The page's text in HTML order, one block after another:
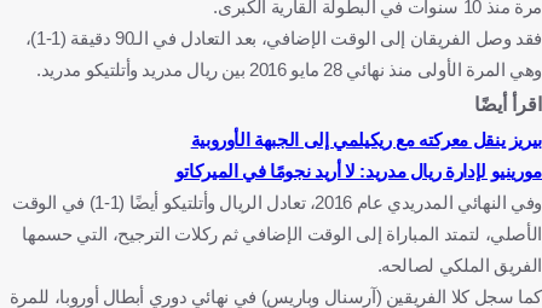
فرنسا
إنجلترا هنغاريا إسبانيا كرة قدم
مرة منذ 10 سنوات في البطولة القارية الكبرى.
فقد وصل الفريقان إلى الوقت الإضافي، بعد التعادل في الـ90 دقيقة (1-1)،
وهي المرة الأولى منذ نهائي 28 مايو 2016 بين ريال مدريد وأتلتيكو مدريد.
اقرأ أيضًا
بيريز ينقل معركته مع ريكيلمي إلى الجبهة الأوروبية
مورينيو لإدارة ريال مدريد: لا أريد نجومًا في الميركاتو
وفي النهائي المدريدي عام 2016، تعادل الريال وأتلتيكو أيضًا (1-1) في الوقت
الأصلي، لتمتد المباراة إلى الوقت الإضافي ثم ركلات الترجيح، التي حسمها
الفريق الملكي لصالحه.
كما سجل كلا الفريقين (آرسنال وباريس) في نهائي دوري أبطال أوروبا، للمرة